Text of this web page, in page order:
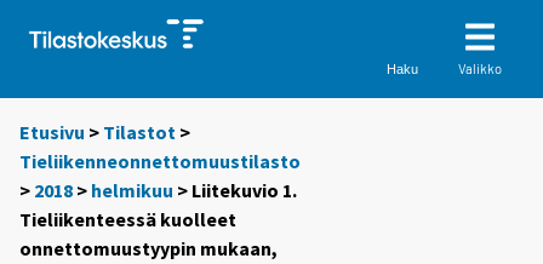
Haku Valikko
Etusivu > Tilastot >
Tieliikenneonnettomuustilasto
> 2018 > helmikuu > Liitekuvio 1.
Tieliikenteessä kuolleet
onnettomuustyypin mukaan,